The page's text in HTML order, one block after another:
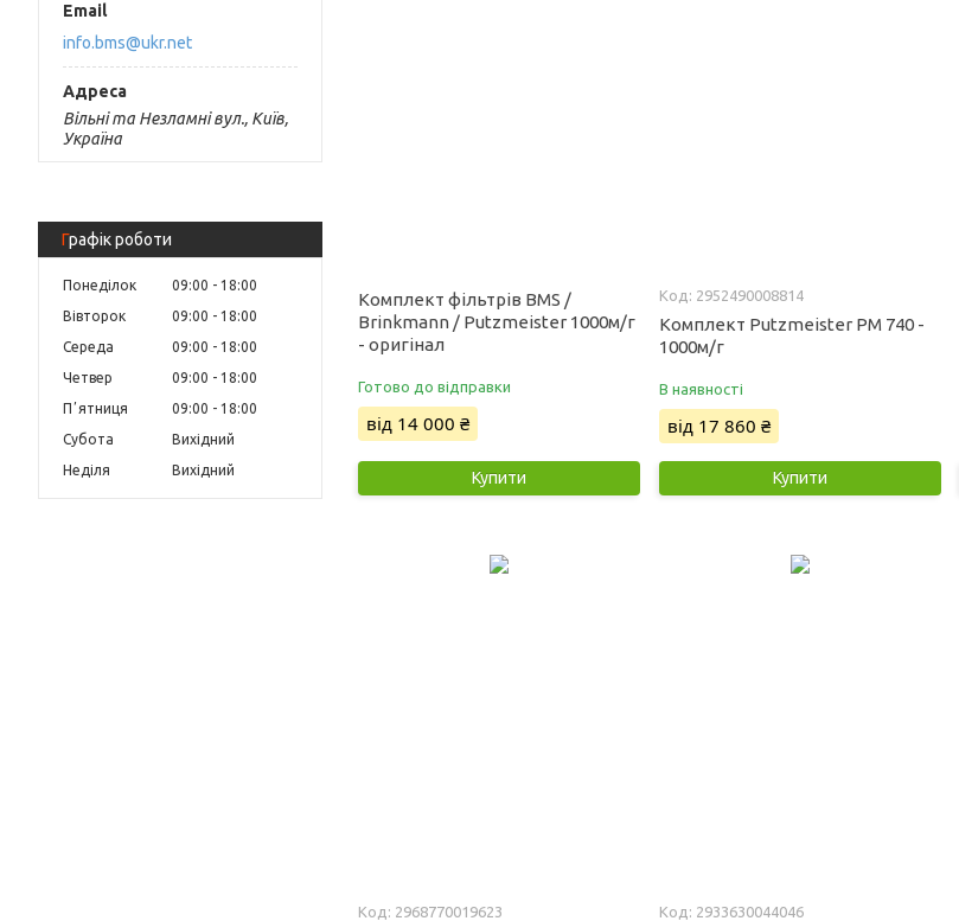
info.bms@ukr.net
Вільні та Незламні вул., Київ,
Україна
Графік роботи
Понеділок 09:00
18:00
Вівторок
09:00
18:00
Середа
09:00
18:00
Четвер
09:00
18:00
Пʼятниця
09:00
18:00
Субота
Вихідний
Неділя
Вихідний
Комплект фільтрів BMS /
Brinkmann / Putzmeister 1000м/г
- оригінал
Готово до відправки
від 14 000 ₴
Купити
2952490008814
Комплект Putzmeister РМ 740 -
1000м/г
В наявності
від 17 860 ₴
Купити
2968770019623 2933630044046